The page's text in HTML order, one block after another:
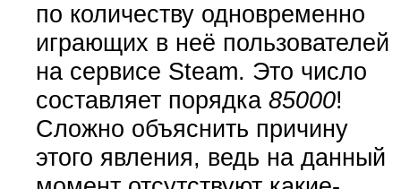
по количеству одновременно
играющих в неё пользователей
на сервисе Steam. Это число
составляет порядка 85000!
Сложно объяснить причину
этого явления, ведь на данный